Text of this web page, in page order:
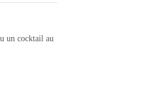
un cocktail au